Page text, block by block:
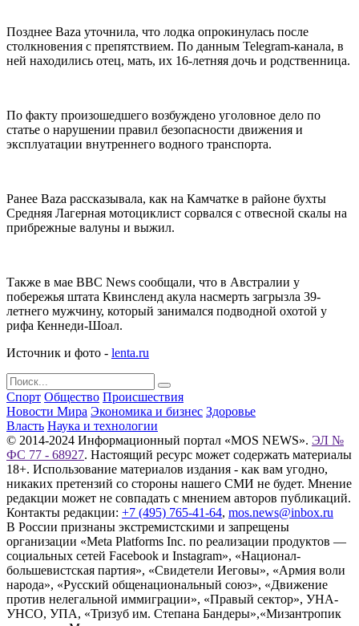
Позднее Baza уточнила, что лодка опрокинулась после
столкновения с препятствием. По данным Telegram-канала, в
ней находились отец, мать, их 16-летняя дочь и родственница.
По факту произошедшего возбуждено уголовное дело по
статье о нарушении правил безопасности движения и
эксплуатации внутреннего водного транспорта.
Ранее Baza рассказывала, как на Камчатке в районе бухты
Средняя Лагерная мотоциклист сорвался с отвесной скалы на
прибрежные валуны и выжил.
Также в мае BBC News сообщали, что в Австралии у
побережья штата Квинсленд акула насмерть загрызла 39-
летнего мужчину, который занимался подводной охотой у
рифа Кеннеди-Шоал.
Источник и фото - lenta.ru
Спорт Общество Происшествия
Новости Мира Экономика и бизнес Здоровье
Власть Наука и технологии
© 2014-2024 Информационный портал «MOS NEWS». ЭЛ №
ФС 77 - 68927. Настоящий ресурс может содержать материалы
18+. Использование материалов издания - как вам угодно,
никаких претензий со стороны нашего СМИ не будет. Мнение
редакции может не совпадать с мнением авторов публикаций.
Контакты редакции: +7 (495) 765-41-64, mos.news@inbox.ru
В России признаны экстремистскими и запрещены
организации «Meta Platforms Inc. по реализации продуктов —
социальных сетей Facebook и Instagram», «Национал-
большевистская партия», «Свидетели Иеговы», «Армия воли
народа», «Русский общенациональный союз», «Движение
против нелегальной иммиграции», «Правый сектор», УНА-
УНСО, УПА, «Тризуб им. Степана Бандеры»,«Мизантропик